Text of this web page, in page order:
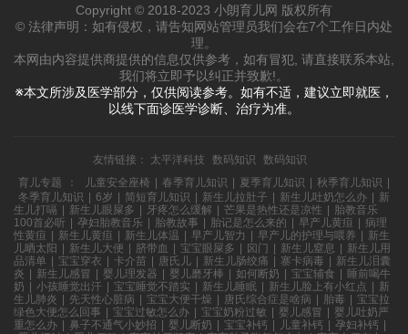
Copyright © 2018-2023 小朗育儿网 版权所有
© 法律声明：如有侵权，请告知网站管理员我们会在7个工作日内处
理。
本网由内容提供商提供的信息仅供参考，如有冒犯, 请直接联系本站,
我们将立即予以纠正并致歉!。
※本文所涉及医学部分，仅供阅读参考。如有不适，建议立即就医，
以线下面诊医学诊断、治疗为准。
友情链接： 太平洋科技 数码知识
数码知识
育儿专题
： 儿童安全座椅 | 春季育儿知识 | 夏季育儿知识 | 秋季育儿知识 |
冬季育儿知识 | 6岁 | 简短育儿知识 | 新生儿拉肚子 | 新生儿吐奶怎么办 | 新
生儿打嗝 | 新生儿眼屎多 | 牙疼怎么缓解 | 芒果是热性还是凉性 | 胎教音乐
100首必听 | 孕妇胎教音乐 | 胎教故事 | 胎记是怎么来的 | 早产儿黄疸 | 病理
性黄疸 | 新生儿黄疸 | 新生儿体温 | 早产儿智力 | 早产儿的护理与喂养 | 新生
儿晒太阳 | 新生儿大便 | 脐带血 | 宝宝眼屎多 | 囟门 | 新生儿窒息 | 新生儿用
品清单 | 宝宝穿衣 | 卡介苗 | 唐氏儿 | 新生儿肠绞痛 | 寨卡病毒 | 新生儿泪囊
炎 | 新生儿感冒 | 婴儿理发器 | 婴儿磨牙棒 | 如何断奶 | 宝宝辅食 | 睡前喝牛
奶 | 小孩睡觉出汗 | 宝宝睡觉不踏实 | 新生儿睡眠 | 新生儿脸上有小红点 | 新
生儿肺炎 | 先天性心脏病 | 宝宝大便干燥 | 唐氏综合症是啥病 | 胎毒 | 宝宝拉
绿色大便怎么回事 | 宝宝过敏怎么办 | 宝宝奶粉过敏 | 婴儿感冒 | 婴儿吐奶严
重怎么办 | 鼻子不通气小妙招 | 婴儿断奶 | 宝宝补钙 | 儿童补钙 | 孕妇补钙 |